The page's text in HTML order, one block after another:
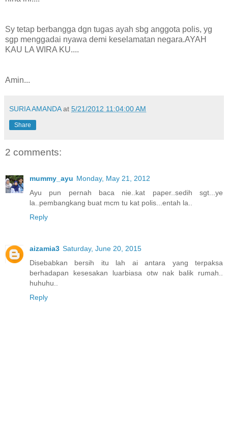
Sy tetap berbangga dgn tugas ayah sbg anggota polis, yg
sgp menggadai nyawa demi keselamatan negara.AYAH
KAU LA WIRA KU....
Amin...
SURIA AMANDA at 5/21/2012 11:04:00 AM
Share
2 comments:
mummy_ayu Monday, May 21, 2012
Ayu pun pernah baca nie..kat paper..sedih sgt...ye
la..pembangkang buat mcm tu kat polis...entah la..
Reply
aizamia3 Saturday, June 20, 2015
Disebabkan bersih itu lah ai antara yang terpaksa
berhadapan kesesakan luarbiasa otw nak balik rumah..
huhuhu..
Reply